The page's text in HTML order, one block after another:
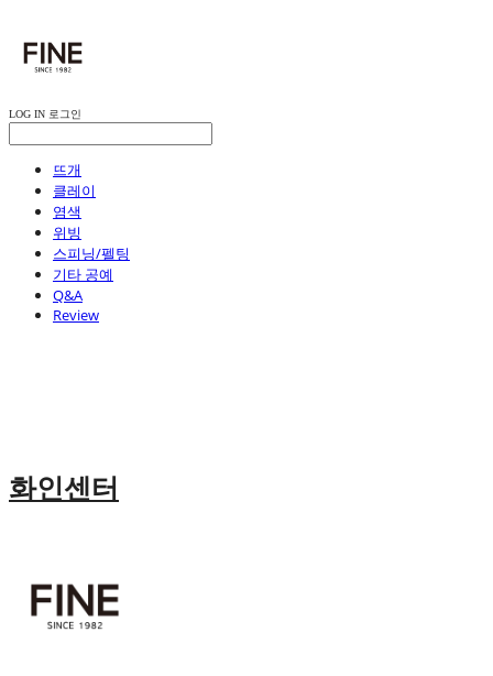
LOG IN 로그인
뜨개
클레이
염색
위빙
스피닝/펠팅
기타 공예
Q&A
Review
화인센터